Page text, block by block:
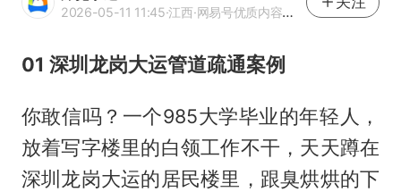
2026-05-11 11:45·江西·网易号优质内容创作者
01 深圳龙岗大运管道疏通案例
你敢信吗？一个985大学毕业的年轻人，
放着写字楼里的白领工作不干，天天蹲在
深圳龙岗大运的居民楼里，跟臭烘烘的下